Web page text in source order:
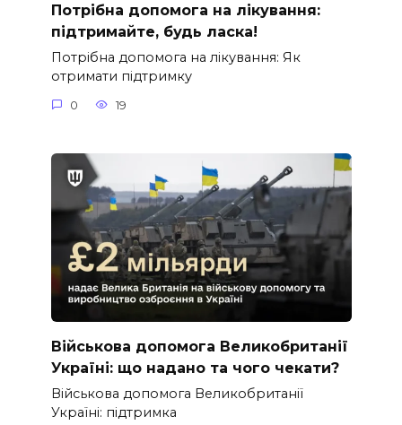
Потрібна допомога на лікування:
підтримайте, будь ласка!
Потрібна допомога на лікування: Як
отримати підтримку
0 19
Військова допомога Великобританії
Україні: що надано та чого чекати?
Військова допомога Великобританії
Україні: підтримка